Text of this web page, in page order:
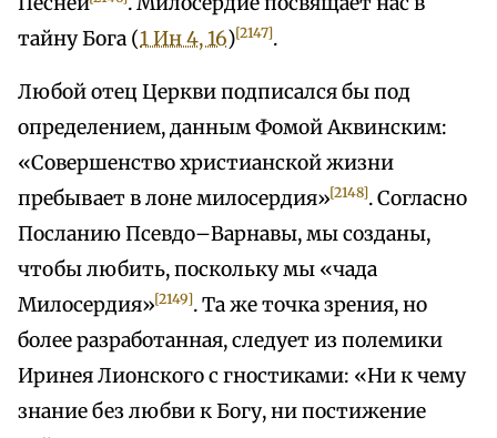
тайну Бога (1 Ин 4, 16)[2147].
Любой отец Церкви подписался бы под
определением, данным Фомой Аквинским:
«Совершенство христианской жизни
пребывает в лоне милосердия»[2148]. Согласно
Посланию Псевдо–Варнавы, мы созданы,
чтобы любить, поскольку мы «чада
Милосердия»[2149]. Та же точка зрения, но
более разработанная, следует из полемики
Иринея Лионского с гностиками: «Ни к чему
знание без любви к Богу, ни постижение